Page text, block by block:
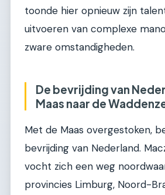
toonde hier opnieuw zijn
uitvoeren van complexe
zware omstandigheden.
De bevrijding van
Maas naar de
Met de Maas overgestoken,
bevrijding van Nederland.
vocht zich een weg
provincies Limburg, Noord-